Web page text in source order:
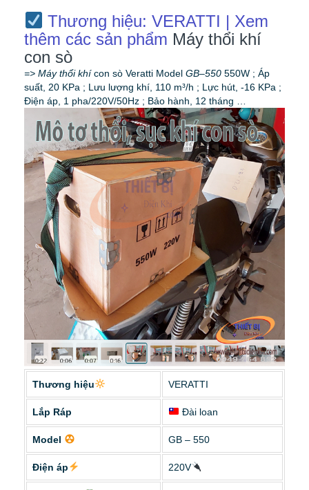
Thương hiệu: VERATTI | Xem
thêm các sản phẩm Máy thổi khí
con sò
=> Máy thổi khícon sò Veratti Model GB–550 550W ; Áp
suất, 20 KPa ; Lưu lượng khí, 110 m³/h ; Lực hút, -16 KPa ;
Điện áp, 1 pha/220V/50Hz ; Bảo hành, 12 tháng …
Thương hiệu VERATTI
Lắp Ráp Đài loan
Model GB – 550
Điện áp 220V